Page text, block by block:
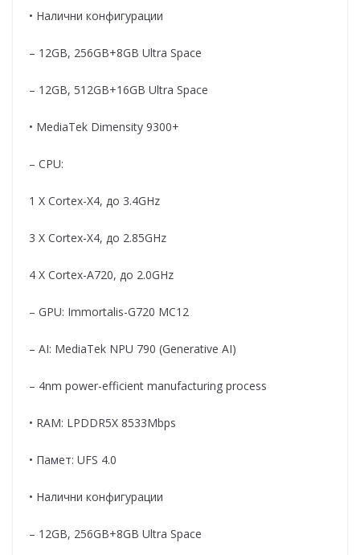
• Налични конфигурации
– 12GB, 256GB+8GB Ultra Space
– 12GB, 512GB+16GB Ultra Space
• MediaTek Dimensity 9300+
– CPU:
1 X Cortex-X4, до 3.4GHz
3 X Cortex-X4, до 2.85GHz
4 X Cortex-A720, до 2.0GHz
– GPU: Immortalis-G720 MC12
– AI: MediaTek NPU 790 (Generative AI)
– 4nm power-efficient manufacturing process
• RAM: LPDDR5X 8533Mbps
• Памет: UFS 4.0
• Налични конфигурации
– 12GB, 256GB+8GB Ultra Space